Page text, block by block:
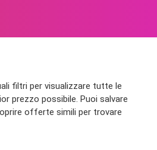
filtri per visualizzare tutte le
prezzo possibile. Puoi salvare
offerte simili per trovare